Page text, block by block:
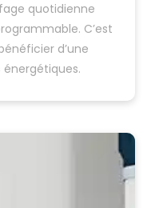
quotidienne
C’est
d’une